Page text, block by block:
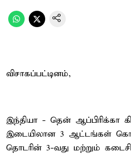
விசாகப்பட்டினம்,
இந்தியா - தென் ஆப்பிரிக்கா
இடையிலான 3 ஆட்டங்கள்
தொடரின் 3-வது மற்றும்